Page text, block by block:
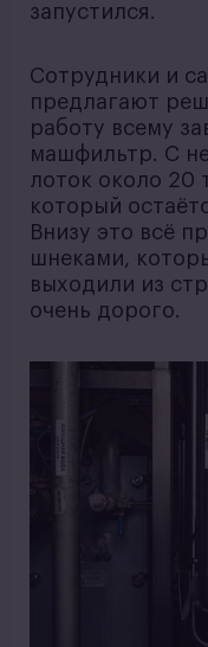
запустился.
Сотрудники и
предлагают
работу всему
машфильтр. С
лоток около 20
который
Внизу это всё
шнеками,
выходили из
очень дорого.